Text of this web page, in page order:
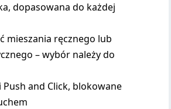
dopasowana do każdej
mieszania ręcznego lub
– wybór należy do
Push and Click, blokowane